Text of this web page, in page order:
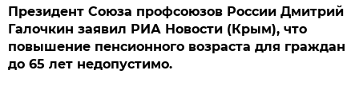
Президент Союза профсоюзов России Дмитрий
Галочкин заявил РИА Новости (Крым), что
повышение пенсионного возраста для граждан
до 65 лет недопустимо.